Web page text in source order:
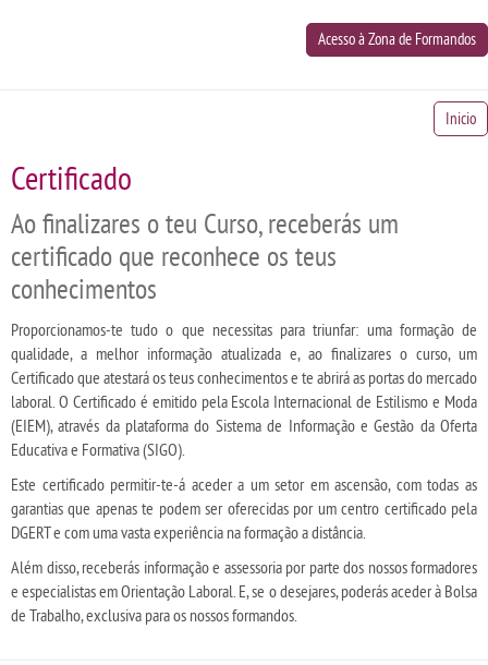
Acesso à Zona de Formandos
Inicio
Certificado
Ao finalizares o teu Curso, receberás um
certificado que reconhece os teus
conhecimentos
Proporcionamos-te tudo o que necessitas para triunfar: uma formação de
qualidade, a melhor informação atualizada e, ao finalizares o curso, um
Certificado que atestará os teus conhecimentos e te abrirá as portas do mercado
laboral. O Certificado é emitido pela Escola Internacional de Estilismo e Moda
(EIEM), através da plataforma do Sistema de Informação e Gestão da Oferta
Educativa e Formativa (SIGO).
Este certificado permitir-te-á aceder a um setor em ascensão, com todas as
garantias que apenas te podem ser oferecidas por um centro certificado pela
DGERT e com uma vasta experiência na formação a distância.
Além disso, receberás informação e assessoria por parte dos nossos formadores
e especialistas em Orientação Laboral. E, se o desejares, poderás aceder à Bolsa
de Trabalho, exclusiva para os nossos formandos.